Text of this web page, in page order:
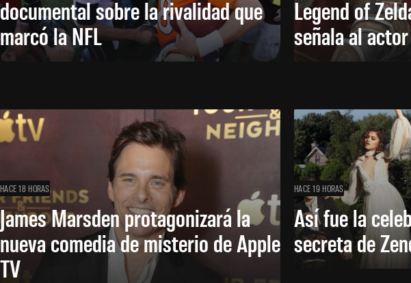
documental sobre la rivalidad que
marcó la NFL
Legend of
señala al
HACE 18 HORAS
James Marsden protagonizará la
nueva comedia de misterio de Apple
TV
HACE 19 HORAS
Así fue la
secreta de